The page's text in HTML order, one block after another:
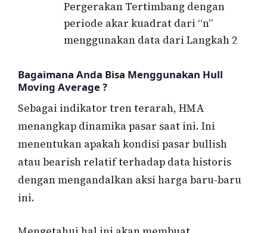
Pergerakan Tertimbang dengan
periode akar kuadrat dari “n”
menggunakan data dari Langkah 2
Bagaimana Anda Bisa Menggunakan Hull
Moving Average ?
Sebagai indikator tren terarah, HMA
menangkap dinamika pasar saat ini. Ini
menentukan apakah kondisi pasar bullish
atau bearish relatif terhadap data historis
dengan mengandalkan aksi harga baru-baru
ini.